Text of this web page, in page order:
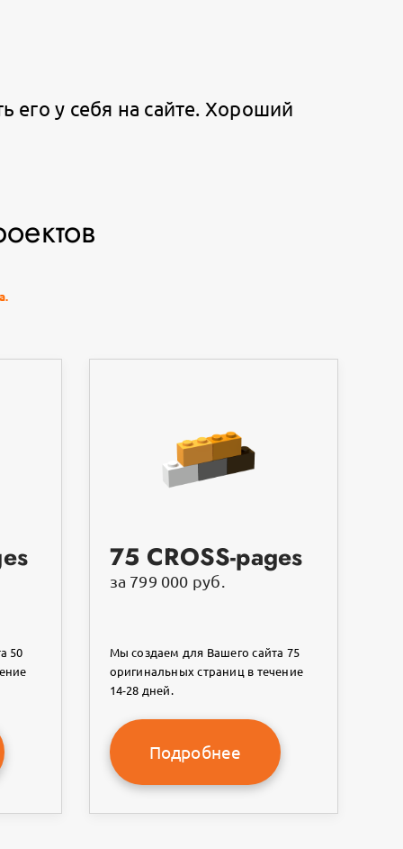
его у себя на сайте. Хороший
50
75 CROSS-pages
за 799 000 руб.
Мы создаем для Вашего сайта 75
оригинальных страниц в течение
14-28 дней.
Подробнее